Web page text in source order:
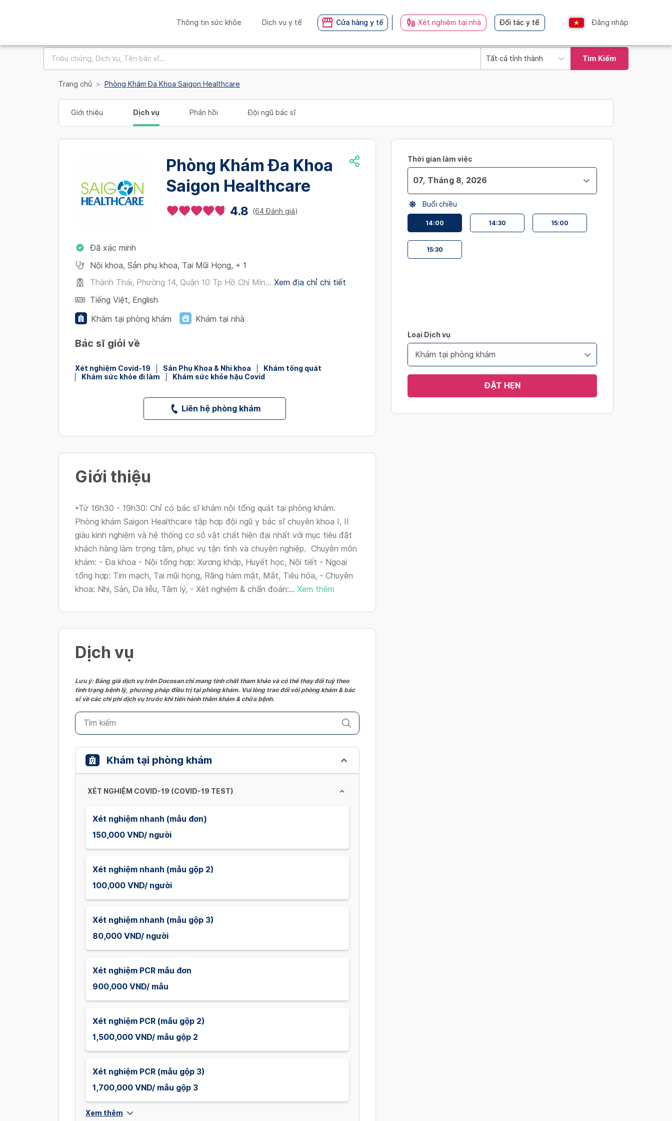
Thông tin sức khỏe Dịch vụ y tế Cửa hàng y tế Xét nghiệm tại nhà Đối tác y tế Đăng nhập
Tất cả tỉnh thành Tìm Kiếm
Trang chủ Phòng Khám Đa Khoa Saigon Healthcare
Giới thiệu Dịch vụ Phản hồi Đội ngũ bác sĩ
Phòng Khám Đa Khoa
Saigon Healthcare
4.8 (64 Đánh giá)
Đã xác minh
Nội khoa, Sản phụ khoa, Tai Mũi Họng, + 1
Thành Thái, Phường 14, Quận 10 Tp Hồ Chí Min... Xem địa chỉ chi tiết
Tiếng Việt, English
Khám tại phòng khám
Khám tại nhà
Bác sĩ giỏi về
Xét nghiệm Covid-19 Sản Phụ Khoa & Nhi khoa
Khám tổng quát
Khám sức khỏe đi làm
Khám sức khỏe hậu Covid
Liên hệ phòng khám
Giới thiệu
*Từ 16h30 - 19h30: Chỉ có bác sĩ khám nội tổng quát tại phòng khám.
Phòng khám Saigon Healthcare tập hợp đội ngũ y bác sĩ chuyên khoa I, II
giàu kinh nghiệm và hệ thống cơ sở vật chất hiện đại nhất với mục tiêu đặt
khách hàng làm trọng tâm, phục vụ tận tình và chuyên nghiệp. Chuyên môn
khám: - Đa khoa - Nội tổng hợp: Xương khớp, Huyết học, Nội tiết - Ngoại
tổng hợp: Tim mạch, Tai mũi họng, Răng hàm mặt, Mắt, Tiêu hóa, - Chuyên
khoa: Nhi, Sản, Da liễu, Tâm lý, - Xét nghiệm & chẩn đoán:... Xem thêm
Dịch vụ
Lưu ý: Bảng giá dịch vụ trên Docosan chỉ mang tính chất tham khảo và có thể thay đổi tuỳ theo
tình trạng bệnh lý, phương pháp điều trị tại phòng khám. Vui lòng trao đổi với phòng khám & bác
sĩ về các chi phí dịch vụ trước khi tiến hành thăm khám & chữa bệnh.
Khám tại phòng khám
XÉT NGHIỆM COVID-19 (COVID-19 TEST)
Xét nghiệm nhanh (mẫu đơn)
150,000 VND/ người
Xét nghiệm nhanh (mẫu gộp 2)
100,000 VND/ người
Xét nghiệm nhanh (mẫu gộp 3)
80,000 VND/ người
Xét nghiệm PCR mẫu đơn
900,000 VND/ mẫu
Xét nghiệm PCR (mẫu gộp 2)
1,500,000 VND/ mẫu gộp 2
Xét nghiệm PCR (mẫu gộp 3)
1,700,000 VND/ mẫu gộp 3
Xem thêm
Thời gian làm việc
Navigate
forward
interact
with
the
question
key
get
Buổi chiều
14:00 14:30 15:00
15:30
Loại Dịch vụ
Khám tại phòng khám
ĐẶT HẸN